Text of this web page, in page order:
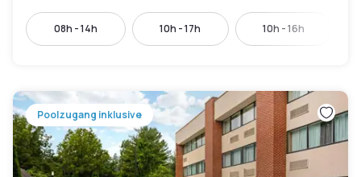
08h - 14h 10h - 17h 10h - 16h
Poolzugang inklusive